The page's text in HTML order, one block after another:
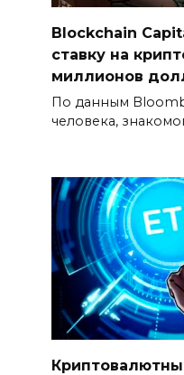
Blockchain
ставку на
миллионов
По данным
человека,